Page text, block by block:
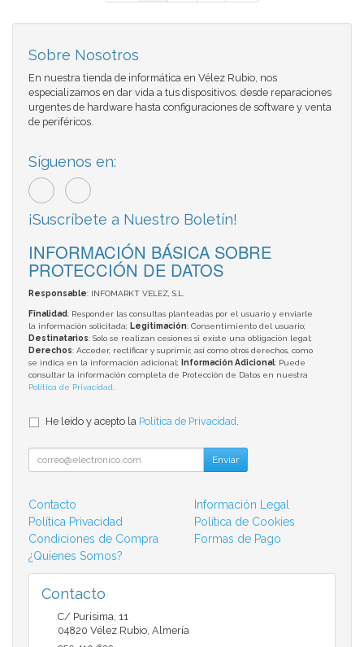
Sobre Nosotros
En nuestra tienda de informática en Vélez Rubio, nos
especializamos en dar vida a tus dispositivos. desde reparaciones
urgentes de hardware hasta configuraciones de software y venta
de periféricos.
Síguenos en:
¡Suscríbete a Nuestro Boletín!
INFORMACIÓN BÁSICA SOBRE
PROTECCIÓN DE DATOS
Responsable: INFOMARKT VELEZ, S.L.
Finalidad: Responder las consultas planteadas por el usuario y enviarle
la información solicitada; Legitimación: Consentimiento del usuario;
Destinatarios: Solo se realizan cesiones si existe una obligación legal;
Derechos: Acceder, rectificar y suprimir, así como otros derechos, como
se indica en la información adicional;
Información Adicional: Puede
consultar la información completa de Protección de Datos en nuestra
Política de Privacidad
He leído y acepto la Política de Privacidad
Enviar
Contacto
Información Legal
Política Privacidad
Política de Cookies
Condiciones de Compra
Formas de Pago
¿Quienes Somos?
Contacto
C/ Purisima, 11
04820 Vélez Rubio Almería